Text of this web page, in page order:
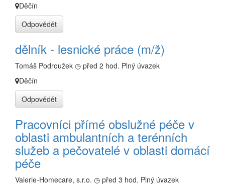
Děčín
Odpovědět
dělník - lesnické práce (m/ž)
Tomáš Podroužek ◷ před 2 hod. Plný úvazek
Děčín
Odpovědět
Pracovníci přímé obslužné péče v
oblasti ambulantních a terénních
služeb a pečovatelé v oblasti domácí
péče
Valerie-Homecare, s.r.o. ◷ před 3 hod. Plný úvazek